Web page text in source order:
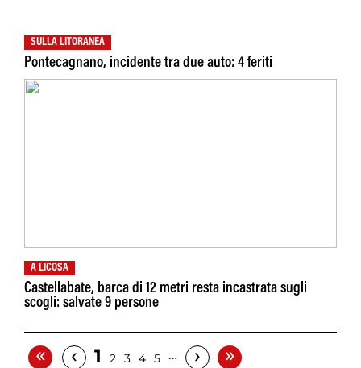
SULLA LITORANEA
Pontecagnano, incidente tra due auto: 4 feriti
A LICOSA
Castellabate, barca di 12 metri resta incastrata sugli
scogli: salvate 9 persone
« ‹ 1 2 3 4 5 … › »